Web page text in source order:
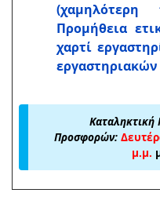
Προμήθεια
χαρτί
Καταληκτική
Προσφορών:
μ.μ.